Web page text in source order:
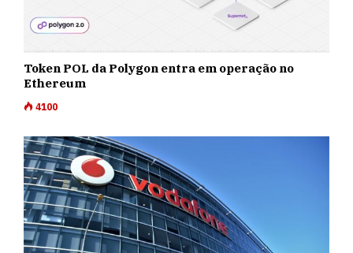
Token POL da Polygon entra em operação no
Ethereum
4100